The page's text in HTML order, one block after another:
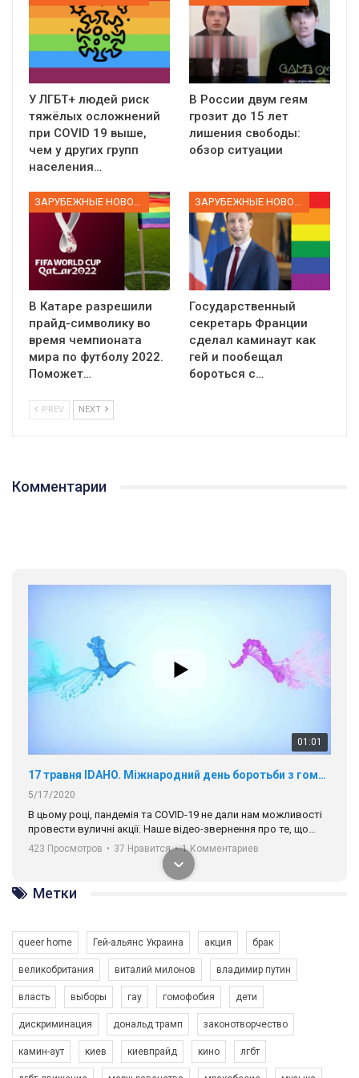
У ЛГБТ+ людей риск
тяжёлых осложнений
при COVID 19 выше,
чем у других групп
населения…
В России двум геям
грозит до 15 лет
лишения свободы:
обзор ситуации
В Катаре разрешили
прайд-символику во
время чемпионата
мира по футболу 2022.
Поможет…
Государственный
секретарь Франции
сделал каминаут как
гей и пообещал
бороться с…
PREV NEXT
Комментарии
01:01
17 травня IDAHO. Міжнародний день боротьби з гомофобією трансфобією і біфобія.
5/17/2020
В цьому році, пандемія та COVІD-19 не дали нам можливості
провести вуличні акції. Наше відео-звернення про те, що
навіть коли ми у різних містах та не можемо зустрінеться, ми
разом. Ми закликаємо всіх хто поділяє цінності рівності та
солідарності, приєднатися до нас. Регіональні підрозділи
ГАУ є в 16 областях України.
Разом наш голос лунає гучніше!
423 Просмотров • 37 Нравится • 1 Комментариев
Метки
queer home Гей-альянс Украина акция брак
великобритания виталий милонов владимир путин
власть выборы гау гомофобия дети
дискриминация дональд трамп законотворчество
камин-аут киев киевпрайд кино лгбт